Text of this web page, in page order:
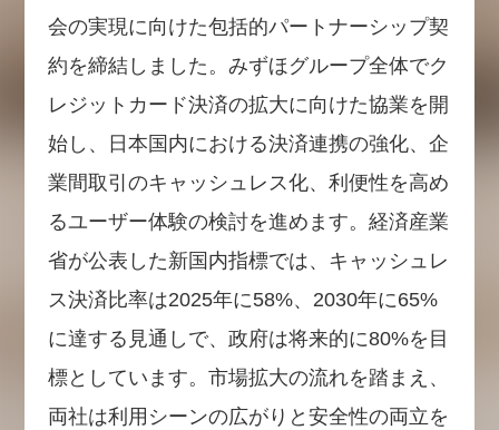
会の実現に向けた包括的パートナーシップ契
約を締結しました。みずほグループ全体でク
レジットカード決済の拡大に向けた協業を開
始し、日本国内における決済連携の強化、企
業間取引のキャッシュレス化、利便性を高め
るユーザー体験の検討を進めます。経済産業
省が公表した新国内指標では、キャッシュレ
ス決済比率は2025年に58%、2030年に65%
に達する見通しで、政府は将来的に80%を目
標としています。市場拡大の流れを踏まえ、
両社は利用シーンの広がりと安全性の両立を